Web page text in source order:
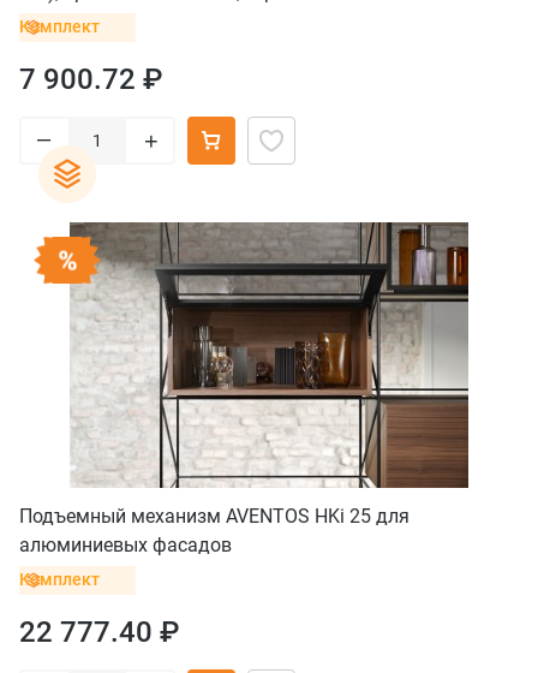
Комплект
7 900.72 ₽
– +
Подъемный механизм AVENTOS HKi 25 для
алюминиевых фасадов
Комплект
22 777.40 ₽